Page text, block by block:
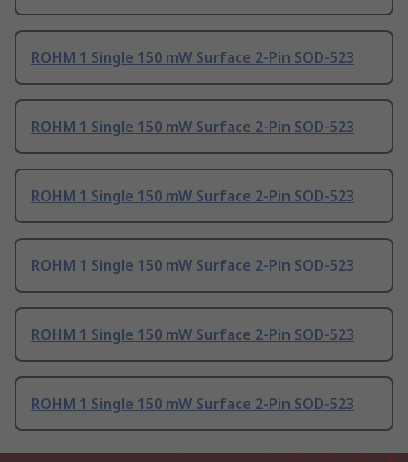
ROHM 1 Single 150 mW Surface 2-Pin SOD-523
ROHM 1 Single 150 mW Surface 2-Pin SOD-523
ROHM 1 Single 150 mW Surface 2-Pin SOD-523
ROHM 1 Single 150 mW Surface 2-Pin SOD-523
ROHM 1 Single 150 mW Surface 2-Pin SOD-523
ROHM 1 Single 150 mW Surface 2-Pin SOD-523